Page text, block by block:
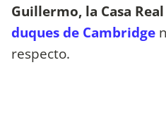
Guillermo, la Casa
duques de Cambridge
respecto.